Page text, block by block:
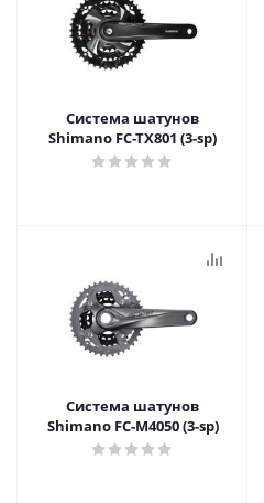
Система шатунов
Shimano FC-TX801 (3-sp)
Система шатунов
Shimano FC-M4050 (3-sp)